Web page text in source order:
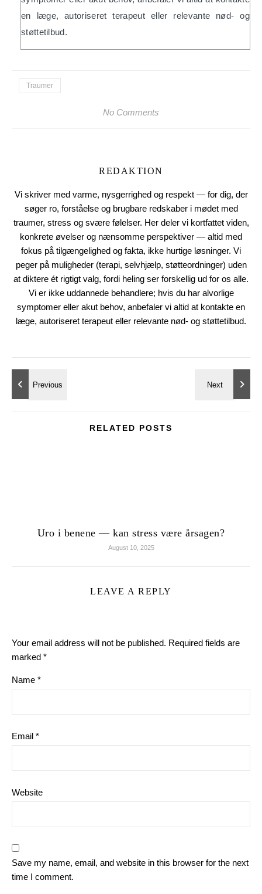
en læge, autoriseret terapeut eller relevante nød- og
støttetilbud.
Traumer
No Comments
REDAKTION
Vi skriver med varme, nysgerrighed og respekt — for dig, der
søger ro, forståelse og brugbare redskaber i mødet med
traumer, stress og svære følelser. Her deler vi kortfattet viden,
konkrete øvelser og nænsomme perspektiver — altid med
fokus på tilgængelighed og fakta, ikke hurtige løsninger. Vi
peger på muligheder (terapi, selvhjælp, støtteordninger) uden
at diktere ét rigtigt valg, fordi heling ser forskellig ud for os alle.
Vi er ikke uddannede behandlere; hvis du har alvorlige
symptomer eller akut behov, anbefaler vi altid at kontakte en
læge, autoriseret terapeut eller relevante nød- og støttetilbud.
RELATED POSTS
Uro i benene — kan stress være årsagen?
August 10, 2025
LEAVE A REPLY
Your email address will not be published. Required fields are
marked *
Name *
Email *
Website
Save my name, email, and website in this browser for the next
time I comment.